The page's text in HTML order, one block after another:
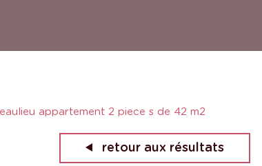
appartement 2 piece s de 42 m2
retour aux résultats